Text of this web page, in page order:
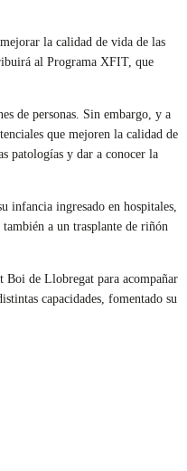
mejorar la calidad de vida de las
al Programa XFIT, que
de personas. Sin embargo, y a
que mejoren la calidad de
patologías y dar a conocer la
infancia ingresado en hospitales,
a un trasplante de riñón
Boi de Llobregat para acompañar
capacidades, fomentado su